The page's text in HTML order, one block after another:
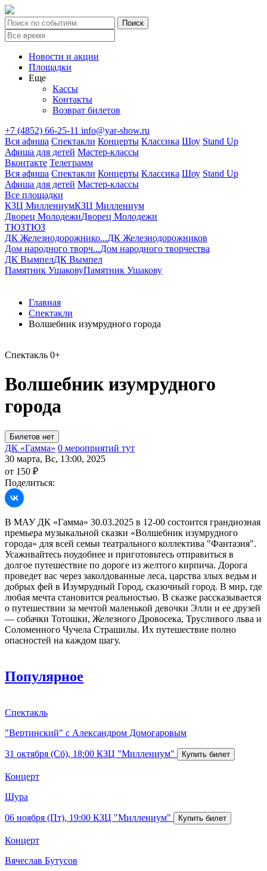
Новости и акции
Площадки
Еще
Кассы
Контакты
Возврат билетов
+7 (4852) 66-25-11 info@yar-show.ru
Вся афиша Спектакли Концерты Классика Шоу Stand Up
Афиша для детей Мастер-классы
Вконтакте Телеграмм
Вся афиша Спектакли Концерты Классика Шоу Stand Up
Афиша для детей Мастер-классы
Все площадки
КЗЦ МиллениумКЗЦ Миллениум
Дворец МолодежиДворец Молодежи
ТЮЗТЮЗ
ДК Железнодорожнико...ДК Железнодорожников
Дом народного творч...Дом народного творчества
ДК ВымпелДК Вымпел
Памятник УшаковуПамятник Ушакову
Главная
Спектакли
Волшебник изумрудного города
Спектакль 0+
Волшебник изумрудного
города
ДК «Гамма» 0 мероприятий тут
30 марта, Вс, 13:00, 2025
от 150 ₽
Поделиться:
В МАУ ДК «Гамма» 30.03.2025 в 12-00 состоится грандиозная
премьера музыкальной сказки «Волшебник изумрудного
города» для всей семьи театрального коллектива "Фантазия".
Усаживайтесь поудобнее и приготовьтесь отправиться в
долгое путешествие по дороге из желтого кирпича. Дорога
проведет вас через заколдованные леса, царства злых ведьм и
добрых фей в Изумрудный Город, сказочный город. В мир, где
любая мечта становится реальностью. В сказке рассказывается
о путешествии за мечтой маленькой девочки Элли и ее друзей
— собачки Тотошки, Железного Дровосека, Трусливого льва и
Соломенного Чучела Страшилы. Их путешествие полно
опасностей на каждом шагу.
Популярное
Спектакль
"Вертинский" с Александром Домогаровым
31 октября (Сб), 18:00 КЗЦ "Миллениум"
Концерт
Шура
06 ноября (Пт), 19:00 КЗЦ "Миллениум"
Концерт
Вячеслав Бутусов